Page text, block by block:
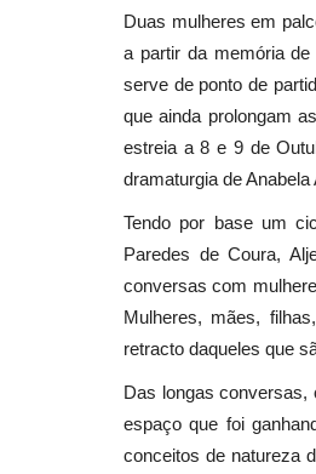
Duas mulheres em
a partir da memória
serve de ponto de
que ainda prolongam
estreia a 8 e 9 de
dramaturgia de
Tendo por base um
Paredes de Coura,
conversas com
Mulheres, mães,
retracto daqueles que
Das longas conversas,
espaço que foi
conceitos de natureza